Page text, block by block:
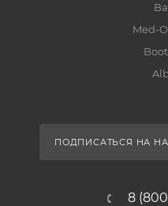
Med-
ПОДПИСАТЬСЯ НА
8